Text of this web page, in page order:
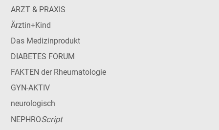
ARZT & PRAXIS
Ärztin+Kind
Das Medizinprodukt
DIABETES FORUM
FAKTEN der Rheumatologie
GYN-AKTIV
neurologisch
NEPHROScript